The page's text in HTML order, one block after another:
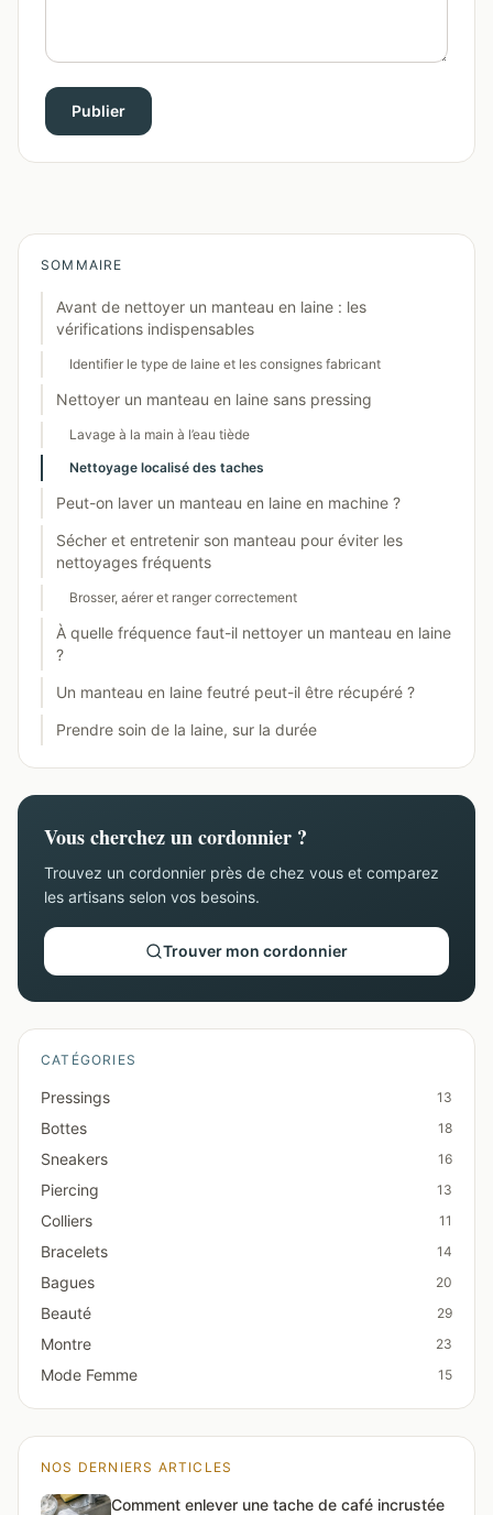
Publier
SOMMAIRE
Avant de nettoyer un manteau en laine : les
vérifications indispensables
Identifier le type de laine et les consignes fabricant
Nettoyer un manteau en laine sans pressing
Lavage à la main à l’eau tiède
Nettoyage localisé des taches
Peut-on laver un manteau en laine en machine ?
Sécher et entretenir son manteau pour éviter les
nettoyages fréquents
Brosser, aérer et ranger correctement
À quelle fréquence faut-il nettoyer un manteau en laine
?
Un manteau en laine feutré peut-il être récupéré ?
Prendre soin de la laine, sur la durée
Vous cherchez un cordonnier ?
Trouvez un cordonnier près de chez vous et comparez
les artisans selon vos besoins.
Trouver mon cordonnier
CATÉGORIES
Pressings 13
Bottes 18
Sneakers 16
Piercing 13
Colliers 11
Bracelets 14
Bagues 20
Beauté 29
Montre 23
Mode Femme 15
NOS DERNIERS ARTICLES
Comment enlever une tache de café incrustée